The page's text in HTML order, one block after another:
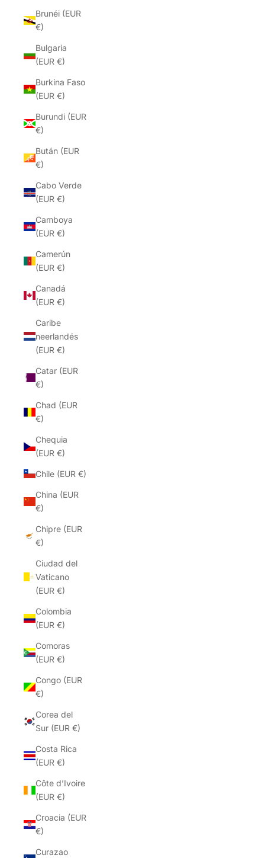
Brunéi (EUR
€)
Bulgaria
(EUR €)
Burkina Faso
(EUR €)
Burundi (EUR
€)
Bután (EUR
€)
Cabo Verde
(EUR €)
Camboya
(EUR €)
Camerún
(EUR €)
Canadá
(EUR €)
Caribe
neerlandés
(EUR €)
Catar (EUR
€)
Chad (EUR
€)
Chequia
(EUR €)
Chile (EUR €)
China (EUR
€)
Chipre (EUR
€)
Ciudad del
Vaticano
(EUR €)
Colombia
(EUR €)
Comoras
(EUR €)
Congo (EUR
€)
Corea del
Sur (EUR €)
Costa Rica
(EUR €)
Côte d’Ivoire
(EUR €)
Croacia (EUR
€)
Curazao